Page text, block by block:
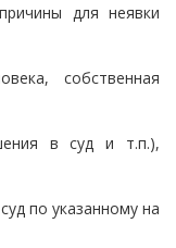
для неявки
собственная
в суд и т.п.),
по указанному на